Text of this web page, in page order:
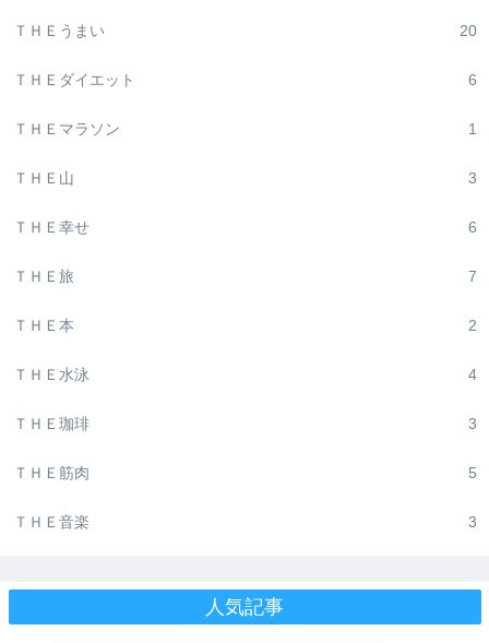
ＴＨＥうまい 20
ＴＨＥダイエット 6
ＴＨＥマラソン 1
ＴＨＥ山 3
ＴＨＥ幸せ 6
ＴＨＥ旅 7
ＴＨＥ本 2
ＴＨＥ水泳 4
ＴＨＥ珈琲 3
ＴＨＥ筋肉 5
ＴＨＥ音楽 3
人気記事